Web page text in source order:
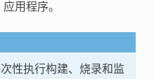
应用程序。
性执行构建、烧录和监